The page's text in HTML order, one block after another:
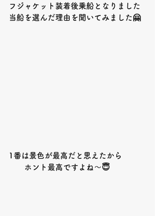
フジャケット装着後乗船となりました
当船を選んだ理由を聞いてみました🤗
1 番は景色が最高だと思えたから
ホント最高ですよね〜😇